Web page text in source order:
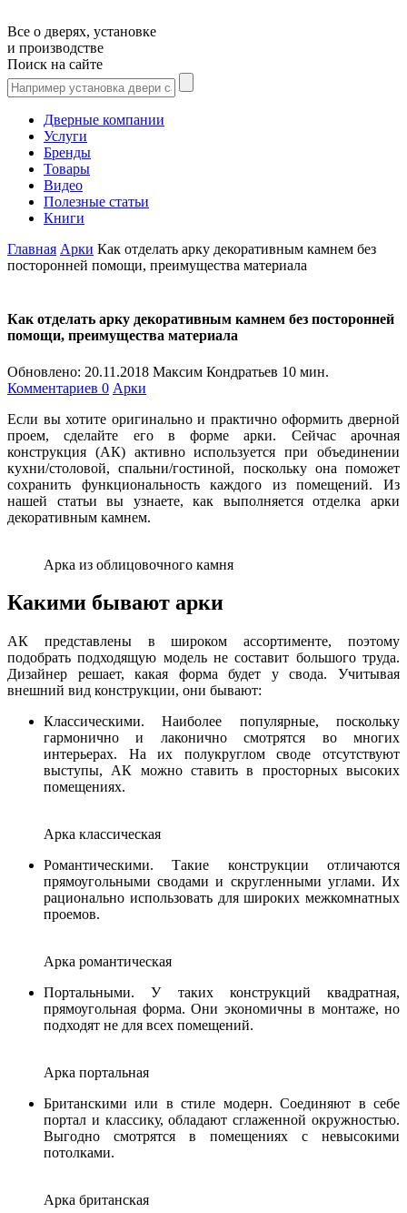
Все о дверях, установке
и производстве
Поиск на сайте
Дверные компании
Услуги
Бренды
Товары
Видео
Полезные статьи
Книги
Главная Арки Как отделать арку декоративным камнем без
посторонней помощи, преимущества материала
Как отделать арку декоративным камнем без посторонней
помощи, преимущества материала
Обновлено: 20.11.2018 Максим Кондратьев 10 мин.
Комментариев 0 Арки
Если вы хотите оригинально и практично оформить дверной
проем, сделайте его в форме арки. Сейчас арочная
конструкция (АК) активно используется при объединении
кухни/столовой, спальни/гостиной, поскольку она поможет
сохранить функциональность каждого из помещений. Из
нашей статьи вы узнаете, как выполняется отделка арки
декоративным камнем.
Арка из облицовочного камня
Какими бывают арки
АК представлены в широком ассортименте, поэтому
подобрать подходящую модель не составит большого труда.
Дизайнер решает, какая форма будет у свода. Учитывая
внешний вид конструкции, они бывают:
Классическими. Наиболее популярные, поскольку
гармонично и лаконично смотрятся во многих
интерьерах. На их полукруглом своде отсутствуют
выступы, АК можно ставить в просторных высоких
помещениях.
Арка классическая
Романтическими. Такие конструкции отличаются
прямоугольными сводами и скругленными углами. Их
рационально использовать для широких межкомнатных
проемов.
Арка романтическая
Портальными. У таких конструкций квадратная,
прямоугольная форма. Они экономичны в монтаже, но
подходят не для всех помещений.
Арка портальная
Британскими или в стиле модерн. Соединяют в себе
портал и классику, обладают сглаженной окружностью.
Выгодно смотрятся в помещениях с невысокими
потолками.
Арка британская